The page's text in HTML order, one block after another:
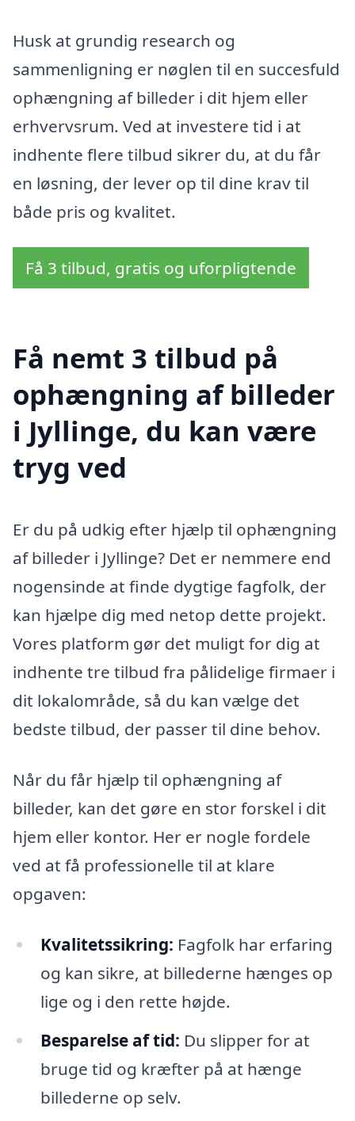
Husk at grundig research og
sammenligning er nøglen til en succesfuld
ophængning af billeder i dit hjem eller
erhvervsrum. Ved at investere tid i at
indhente flere tilbud sikrer du, at du får
en løsning, der lever op til dine krav til
både pris og kvalitet.
Få 3 tilbud, gratis og uforpligtende
Få nemt 3 tilbud på
ophængning af billeder
i Jyllinge, du kan være
tryg ved
Er du på udkig efter hjælp til ophængning
af billeder i Jyllinge? Det er nemmere end
nogensinde at finde dygtige fagfolk, der
kan hjælpe dig med netop dette projekt.
Vores platform gør det muligt for dig at
indhente tre tilbud fra pålidelige firmaer i
dit lokalområde, så du kan vælge det
bedste tilbud, der passer til dine behov.
Når du får hjælp til ophængning af
billeder, kan det gøre en stor forskel i dit
hjem eller kontor. Her er nogle fordele
ved at få professionelle til at klare
opgaven:
Kvalitetssikring: Fagfolk har erfaring
og kan sikre, at billederne hænges op
lige og i den rette højde.
Besparelse af tid: Du slipper for at
bruge tid og kræfter på at hænge
billederne op selv.